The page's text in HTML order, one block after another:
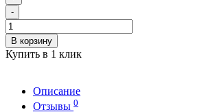
-
В корзину
Купить в 1 клик
Описание
Отзывы 0